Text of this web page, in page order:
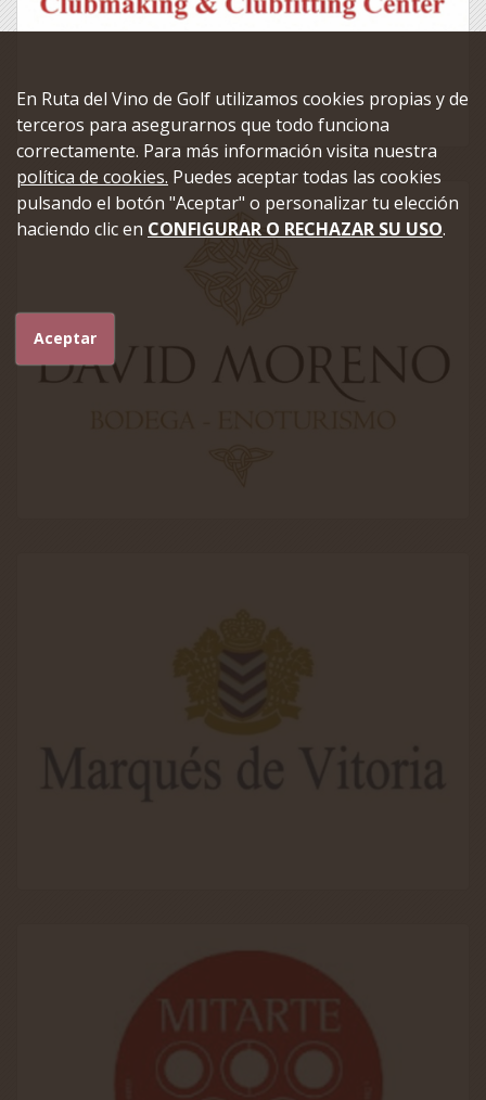
En Ruta del Vino de Golf utilizamos cookies propias y de
terceros para asegurarnos que todo funciona
correctamente. Para más información visita nuestra
política de cookies. Puedes aceptar todas las cookies
pulsando el botón "Aceptar" o personalizar tu elección
haciendo clic en CONFIGURAR O RECHAZAR SU USO.
Aceptar